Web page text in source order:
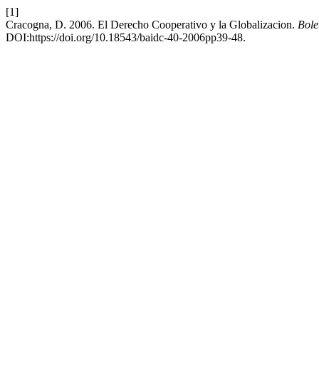
[1]
Cracogna, D. 2006. El Derecho Cooperativo y la Globalizacion.
DOI:https://doi.org/10.18543/baidc-40-2006pp39-48.